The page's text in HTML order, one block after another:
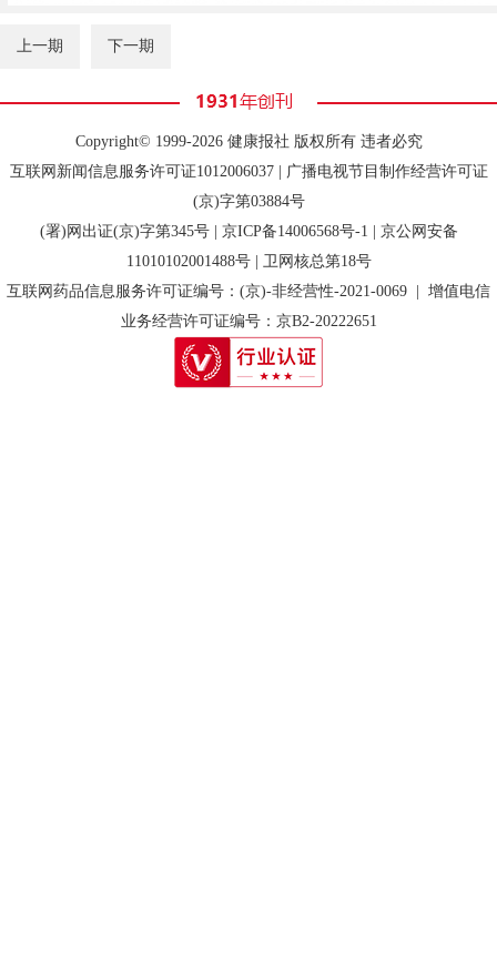
上一期 下一期
Copyright© 1999-2026 健康报社 版权所有 违者必究
互联网新闻信息服务许可证1012006037 | 广播电视节目制作经营许可证
(京)字第03884号
(署)网出证(京)字第345号 | 京ICP备14006568号-1 | 京公网安备
11010102001488号 | 卫网核总第18号
互联网药品信息服务许可证编号：(京)-非经营性-2021-0069 | 增值电信
业务经营许可证编号：京B2-20222651